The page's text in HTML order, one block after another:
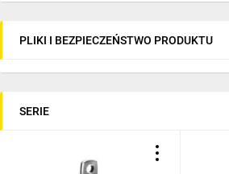
PLIKI I BEZPIECZEŃSTWO PRODUKTU
SERIE